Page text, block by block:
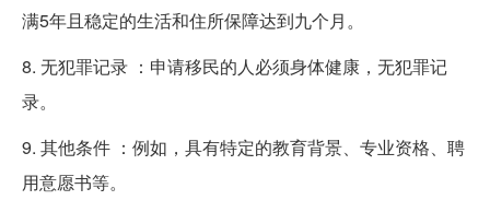
满5年且稳定的生活和住所保障达到九个月。
8. 无犯罪记录 ：申请移民的人必须身体健康，无犯罪记
录。
9. 其他条件 ：例如，具有特定的教育背景、专业资格、聘
用意愿书等。